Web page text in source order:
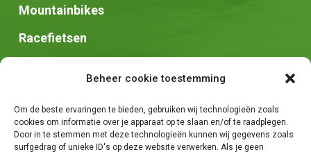
Beheer cookie toestemming
Om de beste ervaringen te bieden, gebruiken wij technologieën zoals
cookies om informatie over je apparaat op te slaan en/of te raadplegen.
Door in te stemmen met deze technologieën kunnen wij gegevens zoals
surfgedrag of unieke ID's op deze website verwerken. Als je geen
Mountainbikes
Racefietsen
Zadels